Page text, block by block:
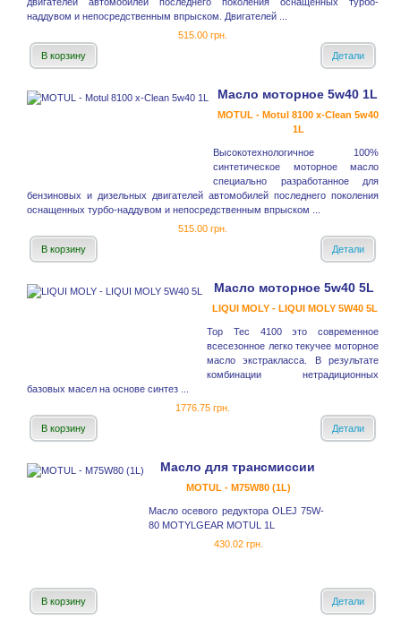
наддувом и непосредственным впрыском. Двигателей ...
515.00 грн.
В корзину
Детали
Масло моторное 5w40 1L
MOTUL - Motul 8100 x-Clean 5w40
1L
Высокотехнологичное 100%
синтетическое моторное масло
специально разработанное для
бензиновых и дизельных двигателей автомобилей последнего поколения
оснащенных турбо-наддувом и непосредственным впрыском ...
515.00 грн.
В корзину
Детали
Масло моторное 5w40 5L
LIQUI MOLY - LIQUI MOLY 5W40 5L
Top Tec 4100 это современное
всесезонное легко текучее моторное
масло экстракласса. В результате
комбинации нетрадиционных
базовых масел на основе синтез ...
1776.75 грн.
В корзину
Детали
Масло для трансмиссии
MOTUL - M75W80 (1L)
Масло осевого редуктора OLEJ 75W-
80 MOTYLGEAR MOTUL 1L
430.02 грн.
В корзину Детали